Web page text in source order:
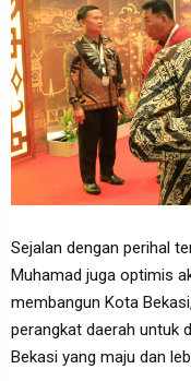
Sejalan dengan perihal
Muhamad juga optimis
membangun Kota
perangkat daerah untuk
Bekasi yang maju dan